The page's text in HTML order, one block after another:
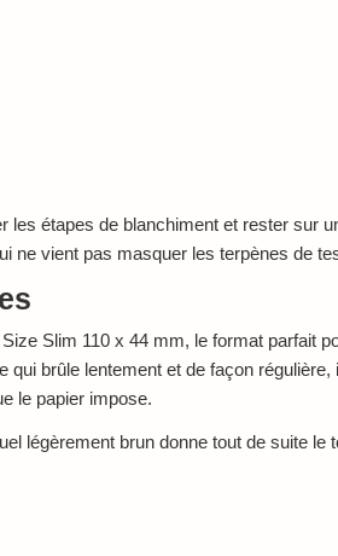
étapes de blanchiment et rester sur
ne vient pas masquer les terpènes de
Slim 110 x 44 mm, le format parfait
brûle lentement et de façon
le papier impose.
légèrement brun donne tout de suite